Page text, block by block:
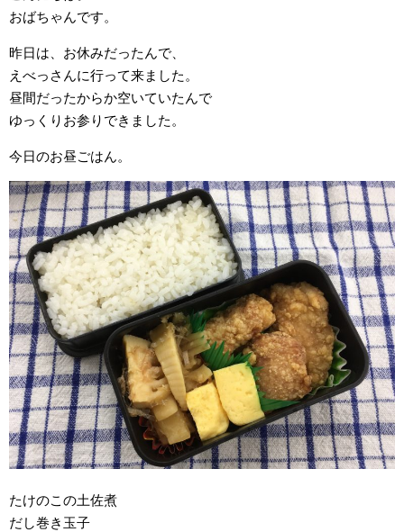
おばちゃんです。
昨日は、お休みだったんで、
えべっさんに行って来ました。
昼間だったからか空いていたんで
ゆっくりお参りできました。
今日のお昼ごはん。
たけのこの土佐煮
だし巻き玉子